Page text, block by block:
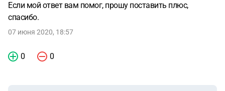
Если мой ответ вам помог, прошу поставить плюс,
спасибо.
07 июня 2020, 18:57
0 0